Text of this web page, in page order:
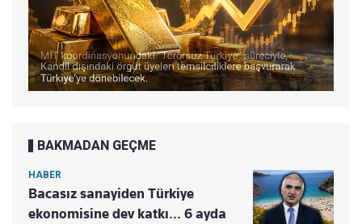
BAKMADAN GEÇME
HABER
Bacasız sanayiden Türkiye
ekonomisine dev katkı... 6 ayda